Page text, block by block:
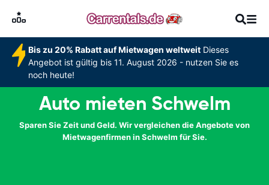
Bis zu 20% Rabatt auf Mietwagen weltweitDieses
Angebot ist gültig bis 11. August 2026 - nutzen Sie es
noch heute!
Auto mieten Schwelm
Sparen Sie Zeit und Geld. Wir vergleichen die Angebote von
Mietwagenfirmen in Schwelm für Sie.